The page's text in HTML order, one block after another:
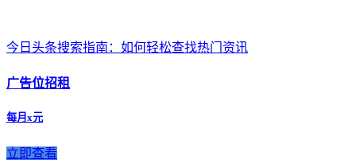
今日头条搜索指南：如何轻松查找热门资讯
广告位招租
每月x元
立即查看